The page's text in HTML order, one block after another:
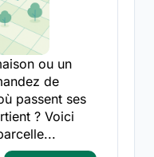
ou un
de
passent ses
? Voici